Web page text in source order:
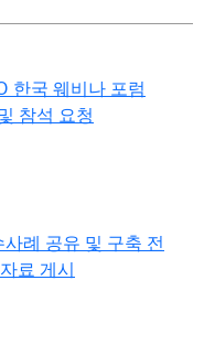
한국 웨비나 포럼
참석 요청
례 공유 및 구축 전
료 게시